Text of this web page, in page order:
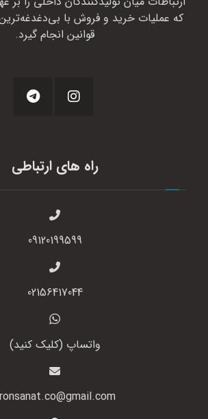
که عملیات خرید و فروش با
قوانین انجام گیرد.
راه های ارتباطی
09120199599
02156417044
واتساپ (کلیک کنید)